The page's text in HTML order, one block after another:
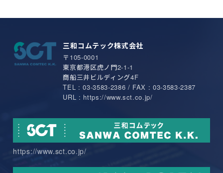
三和コムテック株式会社
〒105-0001
東京都港区虎ノ門2-1-1
商船三井ビルディング4F
TEL : 03-3583-2386 / FAX : 03-3583-2387
URL : https://www.sct.co.jp/
https://www.sct.co.jp/